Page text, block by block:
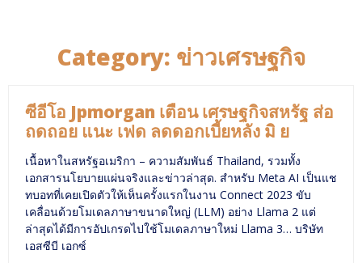
Category: ข่าวเศรษฐกิจ
ซีอีโอ Jpmorgan เตือน เศรษฐกิจสหรัฐ ส่อ
ถดถอย แนะ เฟด ลดดอกเบี้ยหลัง มิ ย
เนื้อหาในสหรัฐอเมริกา – ความสัมพันธ์ Thailand, รวมทั้ง
เอกสารนโยบายแผ่นจริงและข่าวล่าสุด. สำหรับ Meta AI เป็นแช
ทบอทที่เคยเปิดตัวให้เห็นครั้งแรกในงาน Connect 2023 ขับ
เคลื่อนด้วยโมเดลภาษาขนาดใหญ่ (LLM) อย่าง Llama 2 แต่
ล่าสุดได้มีการอัปเกรดไปใช้โมเดลภาษาใหม่ Llama 3… บริษัท
เอสซีบี เอกซ์